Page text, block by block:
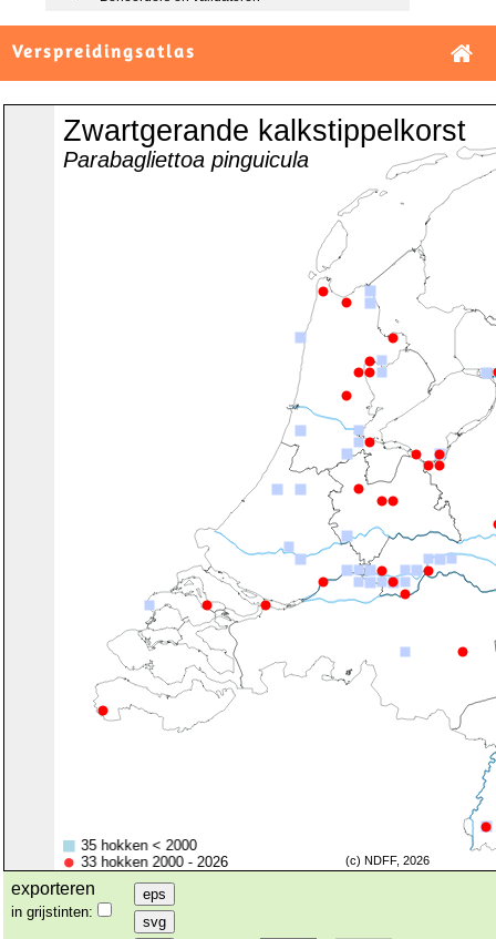
Verspreidingsatlas